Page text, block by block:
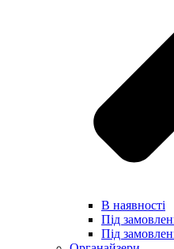
В наявності
Під
Під